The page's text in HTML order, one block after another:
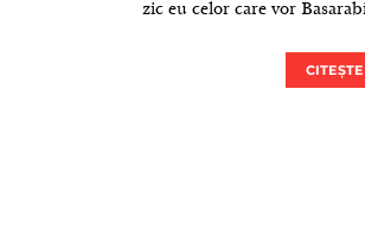
zic eu celor care vor
CITEȘTE